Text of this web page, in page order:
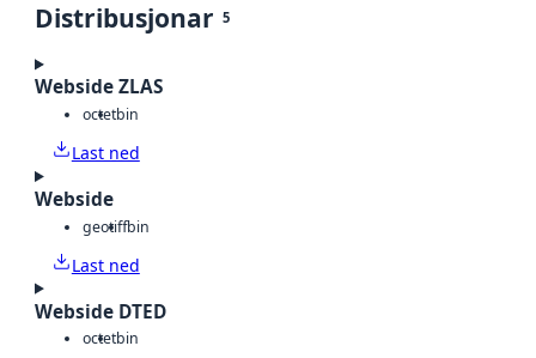
Distribusjonar 5
Webside ZLAS
octetbin
Last ned
Webside
geotiffbin
Last ned
Webside DTED
octetbin